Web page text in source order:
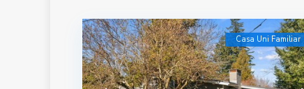
Casa Uni Familiar